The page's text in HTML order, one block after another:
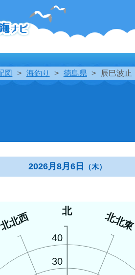
図 海釣り 徳島県 辰巳波止
2026月8月6日 （木）
北 北北東
北北西
30
40